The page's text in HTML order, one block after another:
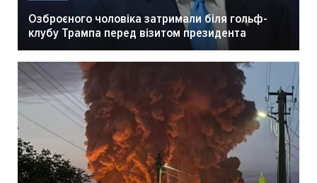
Озброєного чоловіка затримали біля гольф-
клубу Трампа перед візитом президента